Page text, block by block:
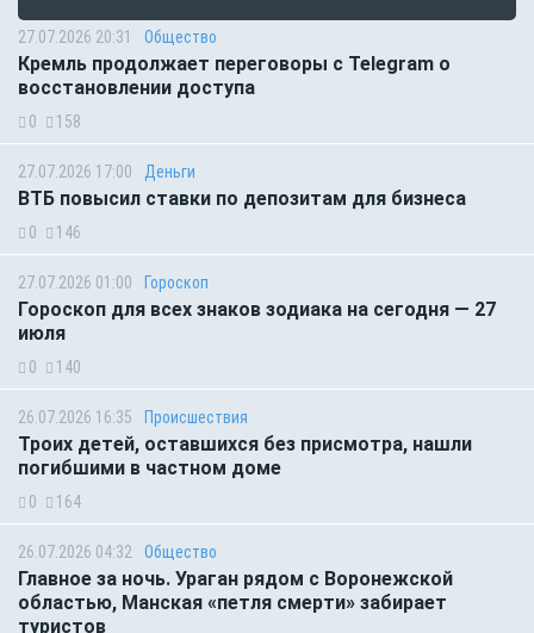
27.07.2026 20:31 Общество
Кремль продолжает переговоры с Telegram о
восстановлении доступа
0 158
27.07.2026 17:00 Деньги
ВТБ повысил ставки по депозитам для бизнеса
0 146
27.07.2026 01:00 Гороскоп
Гороскоп для всех знаков зодиака на сегодня — 27
июля
0 140
26.07.2026 16:35 Происшествия
Троих детей, оставшихся без присмотра, нашли
погибшими в частном доме
0 164
26.07.2026 04:32 Общество
Главное за ночь. Ураган рядом с Воронежской
областью, Манская «петля смерти» забирает
туристов